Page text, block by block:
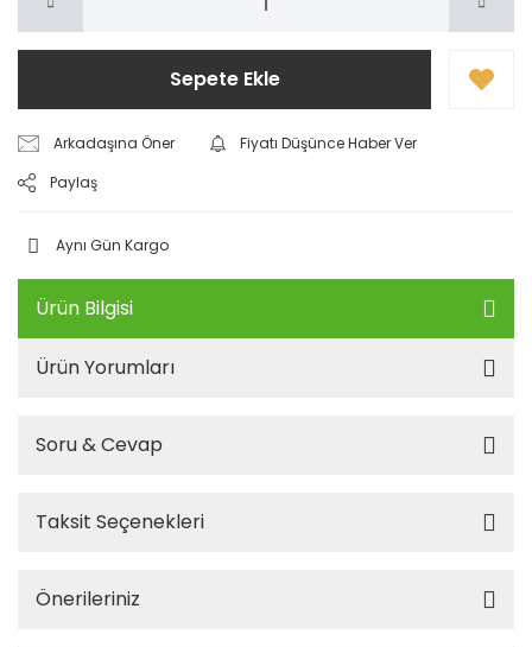
Sepete Ekle
Arkadaşına Öner
Fiyatı Düşünce Haber Ver
Paylaş
Aynı Gün Kargo
Ürün Bilgisi
Ürün Yorumları
Soru & Cevap
Taksit Seçenekleri
Önerileriniz